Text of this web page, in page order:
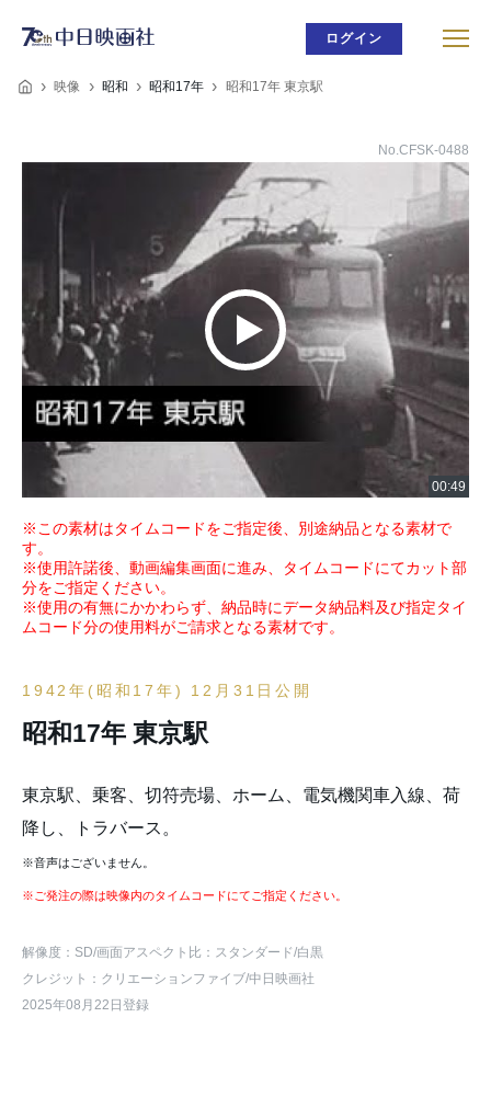
ログイン
映像 昭和 昭和17年 昭和17年 東京駅
No.CFSK-0488
※この素材はタイムコードをご指定後、別途納品となる素材で
す。
※使用許諾後、動画編集画面に進み、タイムコードにてカット部
分をご指定ください。
※使用の有無にかかわらず、納品時にデータ納品料及び指定タイ
ムコード分の使用料がご請求となる素材です。
1942年(昭和17年) 12月31日公開
昭和17年 東京駅
東京駅、乗客、切符売場、ホーム、電気機関車入線、荷
降し、トラバース。
※音声はございません。
※ご発注の際は映像内のタイムコードにてご指定ください。
解像度：SD/画面アスペクト比：スタンダード/白黒
クレジット：クリエーションファイブ/中日映画社
2025年08月22日登録